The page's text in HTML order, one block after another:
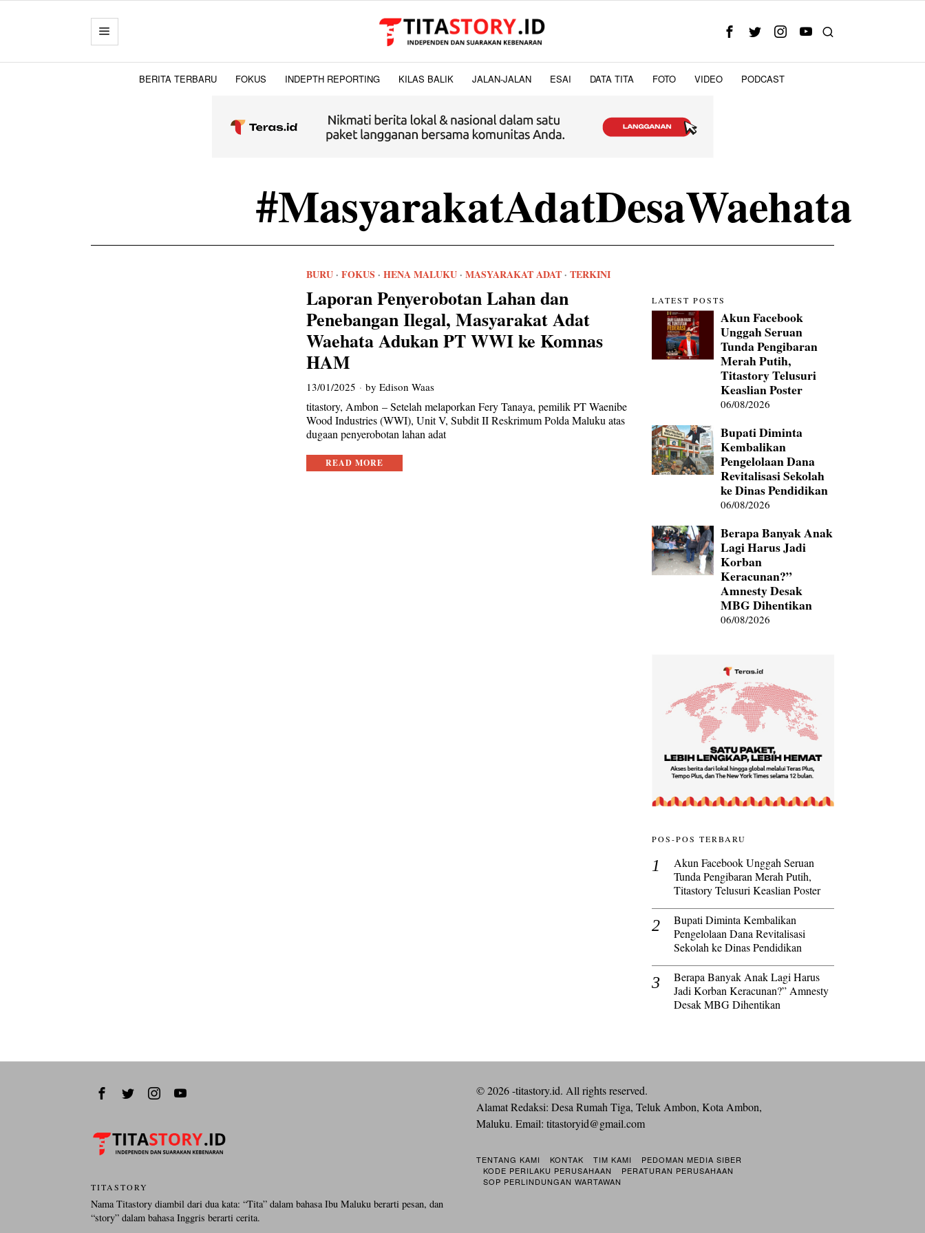
BERITA TERBARU FOKUS INDEPTH REPORTING KILAS BALIK JALAN-JALAN ESAI DATA TITA FOTO VIDEO PODCAST
#MasyarakatAdatDesaWaehata
BURU· FOKUS · HENA MALUKU· MASYARAKAT ADAT· TERKINI
Laporan Penyerobotan Lahan dan
Penebangan Ilegal, Masyarakat Adat
Waehata Adukan PT WWI ke Komnas
HAM
13/01/2025 byEdison Waas
titastory, Ambon – Setelah melaporkan Fery Tanaya, pemilik PT Waenibe
Wood Industries (WWI), Unit V, Subdit II Reskrimum Polda Maluku atas
dugaan penyerobotan lahan adat
READ MORE
LATEST POSTS
Akun Facebook
Unggah Seruan
Tunda Pengibaran
Merah Putih,
Titastory Telusuri
Keaslian Poster
06/08/2026
Bupati Diminta
Kembalikan
Pengelolaan Dana
Revitalisasi Sekolah
ke Dinas Pendidikan
06/08/2026
Berapa Banyak Anak
Lagi Harus Jadi
Korban
Keracunan?”
Amnesty Desak
MBG Dihentikan
06/08/2026
POS-POS TERBARU
Akun Facebook Unggah Seruan
Tunda Pengibaran Merah Putih,
Titastory Telusuri Keaslian Poster
Bupati Diminta Kembalikan
Pengelolaan Dana Revitalisasi
Sekolah ke Dinas Pendidikan
Berapa Banyak Anak Lagi Harus
Jadi Korban Keracunan?” Amnesty
Desak MBG Dihentikan
TITASTORY
Nama Titastory diambil dari dua kata: “Tita” dalam bahasa Ibu Maluku berarti pesan, dan
“story” dalam bahasa Inggris berarti cerita.
©2026-titastory.id. All rights reserved.
Alamat Redaksi: Desa Rumah Tiga, Teluk Ambon, Kota Ambon,
Maluku. Email: titastoryid@gmail.com
TENTANG KAMI KONTAK TIM KAMI
PEDOMAN MEDIA SIBER
KODE PERILAKU PERUSAHAAN
PERATURAN PERUSAHAAN
SOP PERLINDUNGAN WARTAWAN